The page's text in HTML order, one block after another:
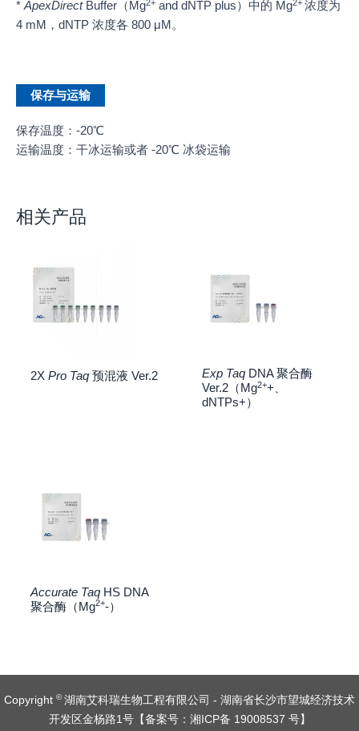
*ApexDirectBuffer（Mg2+ and dNTP plus）中的 Mg2+ 浓度为
4 mM，dNTP 浓度各 800 μM。
保存与运输
保存温度：-20℃
运输温度：干冰运输或者 -20℃ 冰袋运输
相关产品
2X Pro Taq预混液 Ver.2 Exp TaqDNA 聚合酶
Ver.2（Mg2++、
dNTPs+）
Accurate TaqHS DNA
聚合酶（Mg2+-）
Copyright ©湖南艾科瑞生物工程有限公司 - 湖南省长沙市望城经济技术
开发区金杨路1号【备案号：湘ICP备 19008537 号】